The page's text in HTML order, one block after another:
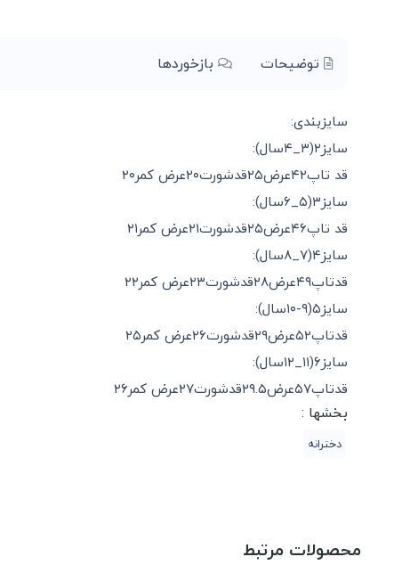
توضیحات بازخوردها
سایزبندی:
سایز۲(۳_۴سال):
قد تاپ۴۲عرض۲۵قدشورت۲۰عرض کمر۲۰
سایز۳(۵_۶سال):
قد تاپ۴۶عرض۲۵قدشورت۲۱عرض کمر۲۱
سایز۴(۷_۸سال):
قدتاپ۴۹عرض۲۸قدشورت۲۳عرض کمر۲۲
سایز۵(۹-۱۰سال):
قدتاپ۵۲عرض۲۹قدشورت۲۶عرض کمر۲۵
سایز۶(۱۱_۱۲سال):
قدتاپ۵۷عرض۲۹.۵قدشورت۲۷عرض کمر۲۶
بخشها :
دخترانه
محصولات مرتبط